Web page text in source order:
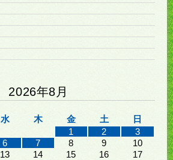
2026年8月
水 木 金 土
日
1
2
3
6 7 8 9
10
13 14 15 16 17